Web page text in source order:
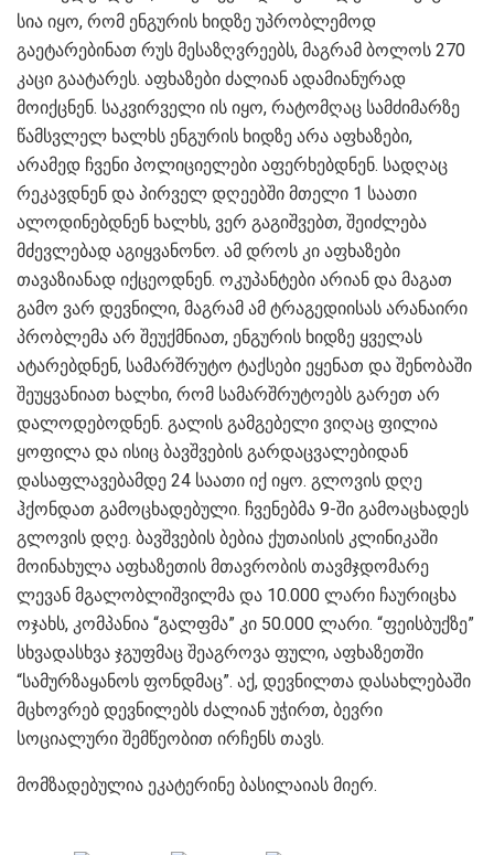
სია იყო, რომ ენგურის ხიდზე უპრობლემოდ
გაეტარებინათ რუს მესაზღვრეებს, მაგრამ ბოლოს 270
კაცი გაატარეს. აფხაზები ძალიან ადამიანურად
მოიქცნენ. საკვირველი ის იყო, რატომღაც სამძიმარზე
წამსვლელ ხალხს ენგურის ხიდზე არა აფხაზები,
არამედ ჩვენი პოლიციელები აფერხებდნენ. სადღაც
რეკავდნენ და პირველ დღეებში მთელი 1 საათი
ალოდინებდნენ ხალხს, ვერ გაგიშვებთ, შეიძლება
მძევლებად აგიყვანონო. ამ დროს კი აფხაზები
თავაზიანად იქცეოდნენ. ოკუპანტები არიან და მაგათ
გამო ვარ დევნილი, მაგრამ ამ ტრაგედიისას არანაირი
პრობლემა არ შეუქმნიათ, ენგურის ხიდზე ყველას
ატარებდნენ, სამარშრუტო ტაქსები ეყენათ და შენობაში
შეუყვანიათ ხალხი, რომ სამარშრუტოებს გარეთ არ
დალოდებოდნენ. გალის გამგებელი ვიღაც ფილია
ყოფილა და ისიც ბავშვების გარდაცვალებიდან
დასაფლავებამდე 24 საათი იქ იყო. გლოვის დღე
ჰქონდათ გამოცხადებული. ჩვენებმა 9-ში გამოაცხადეს
გლოვის დღე. ბავშვების ბებია ქუთაისის კლინიკაში
მოინახულა აფხაზეთის მთავრობის თავმჯდომარე
ლევან მგალობლიშვილმა და 10.000 ლარი ჩაურიცხა
ოჯახს, კომპანია “გალფმა” კი 50.000 ლარი. “ფეისბუქზე”
სხვადასხვა ჯგუფმაც შეაგროვა ფული, აფხაზეთში
“სამურზაყანოს ფონდმაც”. აქ, დევნილთა დასახლებაში
მცხოვრებ დევნილებს ძალიან უჭირთ, ბევრი
სოციალური შემწეობით ირჩენს თავს.
მომზადებულია ეკატერინე ბასილაიას მიერ.